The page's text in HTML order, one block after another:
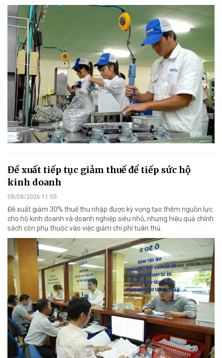
Đề xuất tiếp tục giảm thuế để tiếp sức hộ
kinh doanh
08/08/2026 11:05
Đề xuất giảm 30% thuế thu nhập được kỳ vọng tạo thêm nguồn lực
cho hộ kinh doanh và doanh nghiệp siêu nhỏ, nhưng hiệu quả chính
sách còn phụ thuộc vào việc giảm chi phí tuân thủ.